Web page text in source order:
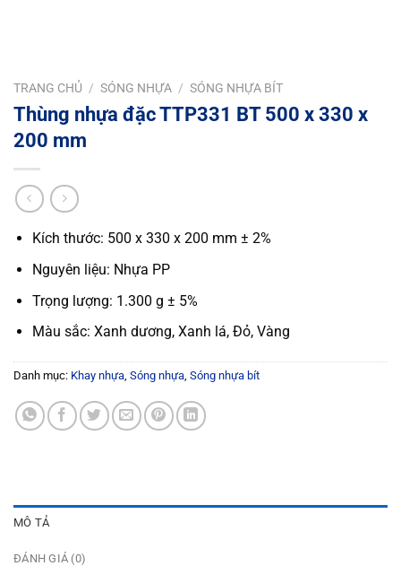
TRANG CHỦ / SÓNG NHỰA / SÓNG NHỰA BÍT
Thùng nhựa đặc TTP331 BT 500 x 330 x
200 mm
Kích thước: 500 x 330 x 200 mm ± 2%
Nguyên liệu: Nhựa PP
Trọng lượng: 1.300 g ± 5%
Màu sắc: Xanh dương, Xanh lá, Đỏ, Vàng
Danh mục: Khay nhựa, Sóng nhựa, Sóng nhựa bít
MÔ TẢ
ĐÁNH GIÁ (0)